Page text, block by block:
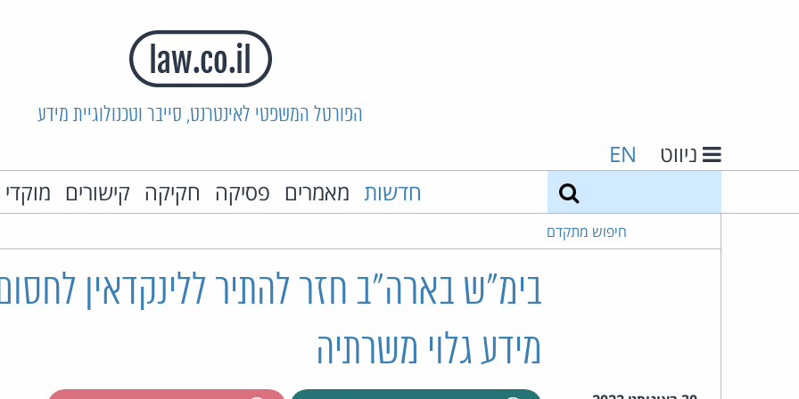
הפורטל המשפטי לאינטרנט, סייבר וטכנולוגיית מידע
ניווט EN
חדשות מאמרים פסיקה חקיקה קישורים
חיפוש מתקדם
בימ"ש בארה"ב חזר להתיר ללינקדאין
מידע גלוי משרתיה